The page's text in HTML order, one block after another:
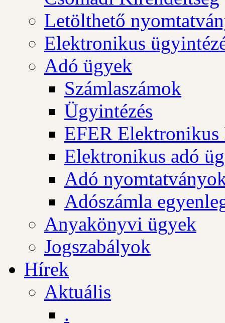
Letölthető
Elektronikus
Adó ügyek
Számlaszámok
Ügyintézés
EFER Elektronikus
Elektronikus adó
Adó
Adószámla
Anyakönyvi ügyek
Jogszabályok
Hírek
Aktuális
.